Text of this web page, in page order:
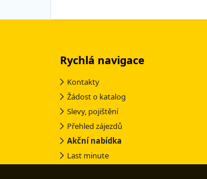
Rychlá navigace
Kontakty
Žádost o katalog
Slevy, pojištění
Přehled zájezdů
Akční nabídka
Last minute